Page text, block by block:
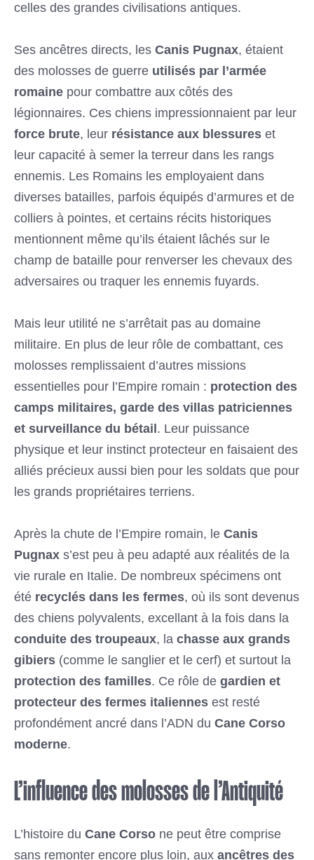
celles des grandes civilisations antiques.
Ses ancêtres directs, les Canis Pugnax, étaient
des molosses de guerre utilisés par l’armée
romaine pour combattre aux côtés des
légionnaires. Ces chiens impressionnaient par leur
force brute, leur résistance aux blessures et
leur capacité à semer la terreur dans les rangs
ennemis. Les Romains les employaient dans
diverses batailles, parfois équipés d’armures et de
colliers à pointes, et certains récits historiques
mentionnent même qu’ils étaient lâchés sur le
champ de bataille pour renverser les chevaux des
adversaires ou traquer les ennemis fuyards.
Mais leur utilité ne s’arrêtait pas au domaine
militaire. En plus de leur rôle de combattant, ces
molosses remplissaient d’autres missions
essentielles pour l’Empire romain : protection des
camps militaires, garde des villas patriciennes
et surveillance du bétail . Leur puissance
physique et leur instinct protecteur en faisaient des
alliés précieux aussi bien pour les soldats que pour
les grands propriétaires terriens.
Après la chute de l’Empire romain, le Canis
Pugnax s’est peu à peu adapté aux réalités de la
vie rurale en Italie. De nombreux spécimens ont
été recyclés dans les fermes, où ils sont devenus
des chiens polyvalents, excellant à la fois dans la
conduite des troupeaux, la chasse aux grands
gibiers (comme le sanglier et le cerf) et surtout la
protection des familles. Ce rôle de gardien et
protecteur des fermes italiennes est resté
profondément ancré dans l’ADN du Cane Corso
moderne.
L’influence des molosses de l’Antiquité
L’histoire du Cane Corso ne peut être comprise
sans remonter encore plus loin, aux ancêtres des